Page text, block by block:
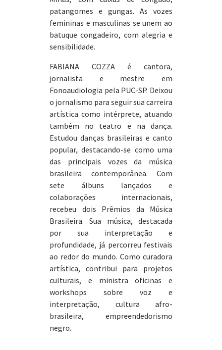
patangomes e gungas. As vozes
femininas e masculinas se unem ao
batuque congadeiro, com alegria e
sensibilidade.
FABIANA COZZA é cantora,
jornalista e mestre em
Fonoaudiologia pela PUC-SP. Deixou
o jornalismo para seguir sua carreira
artística como intérprete, atuando
também no teatro e na dança.
Estudou danças brasileiras e canto
popular, destacando-se como uma
das principais vozes da música
brasileira contemporânea. Com
sete álbuns lançados e
colaborações internacionais,
recebeu dois Prêmios da Música
Brasileira. Sua música, destacada
por sua interpretação e
profundidade, já percorreu festivais
ao redor do mundo. Como curadora
artística, contribui para projetos
culturais, e ministra oficinas e
workshops sobre voz e
interpretação, cultura afro-
brasileira, empreendedorismo
negro.